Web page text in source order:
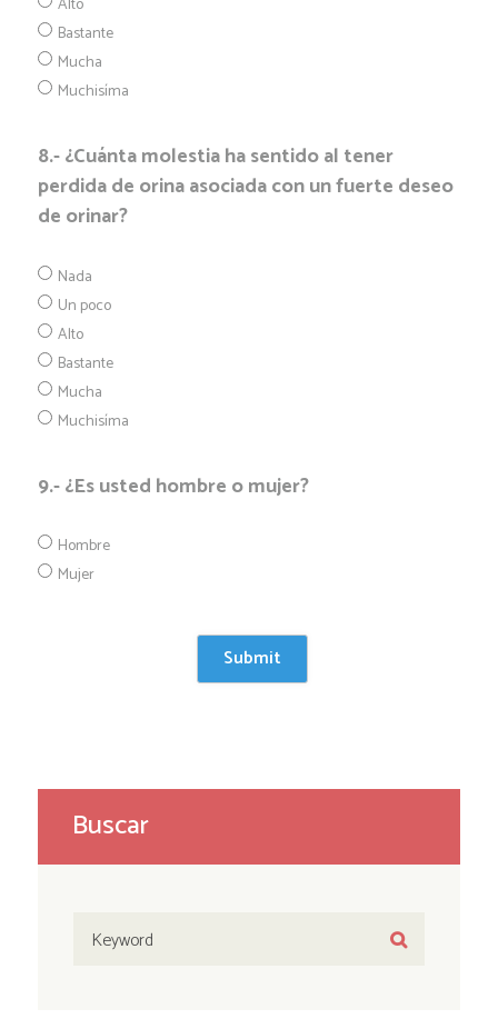
Alto
Bastante
Mucha
Muchisíma
8.- ¿Cuánta molestia ha sentido al tener
perdida de orina asociada con un fuerte deseo
de orinar?
Nada
Un poco
Alto
Bastante
Mucha
Muchisíma
9.- ¿Es usted hombre o mujer?
Hombre
Mujer
Buscar